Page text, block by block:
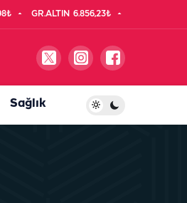
GR.ALTIN 6.856,23₺
Sağlık